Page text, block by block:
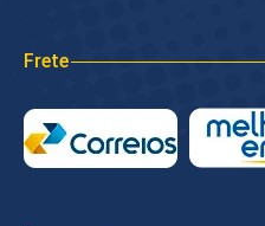
Frete